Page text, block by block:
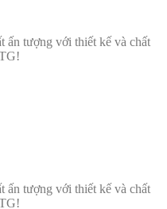
ấn tượng với thiết kế và chất
ấn tượng với thiết kế và chất